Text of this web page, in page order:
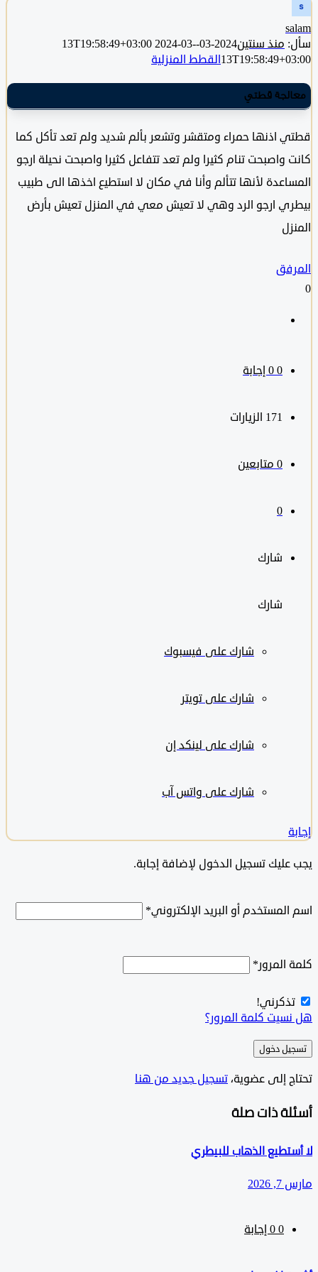
منذ سنتين2024-03-13T19:58:49+03:00
2024-03-
القطط المنزلية
قطتي
اذنها حمراء ومتقشر وتشعر بألم شديد ولم تعد تأكل كما
واصبحت تنام كثيرا ولم تعد تتفاعل كثيرا واصبحت نحيلة ارجو
لأنها تتألم وأنا في مكان لا استطيع اخذها الى طبيب
ارجو الرد وهي لا تعيش معي في المنزل تعيش بأرض
171 الزيارات
متابعين
شارك
شارك على فيسبوك
شارك على تويتر
شارك على لينكد إن
شارك على واتس آب
تسجيل الدخول لإضافة إجابة.
أو البريد الإلكتروني*
*
كلمة المرور؟
دخول
إلى عضوية،‫تسجيل جديد من هنا
ذات صلة
الذهاب للبيطري